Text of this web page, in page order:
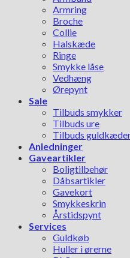
Armring
Broche
Collie
Halskæde
Ringe
Smykke låse
Vedhæng
Ørepynt
Sale
Tilbuds smykker
Tilbuds ure
Tilbuds
Anledninger
Gaveartikler
Boligtilbehør
Dåbsartikler
Gavekort
Smykkeskrin
Årstidspynt
Services
Guldkøb
Huller i ørerne